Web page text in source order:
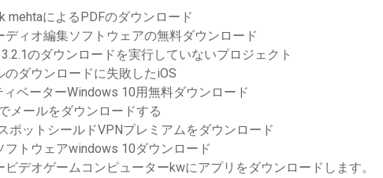
mehtaによるPDFのダウンロード
ディオ編集ソフトウェアの無料ダウンロード
のダウンロードを実行していないプロジェクト
のダウンロードに失敗したiOS
ベーターWindows 10用無料ダウンロード
メールをダウンロードする
ポットシールドVPNプレミアムをダウンロード
フトウェアwindows 10ダウンロード
ビデオゲームコンピューターkwにアプリをダウンロードします。